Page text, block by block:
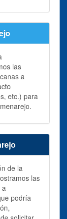
las
a
etc.) para
de la
las
podría